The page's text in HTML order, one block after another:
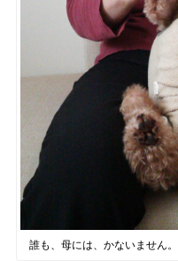
誰も、母には、かないませ